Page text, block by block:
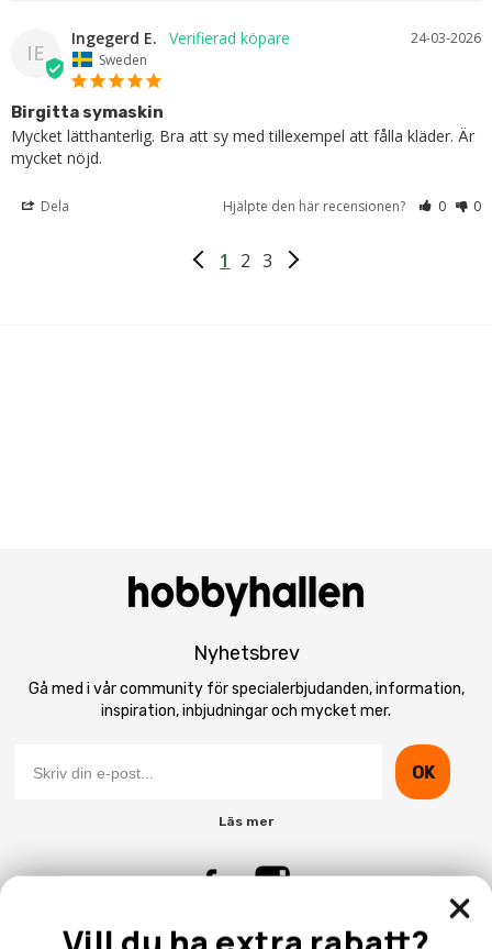
IE
24-03-2026
Ingegerd E.
Sweden
Birgitta symaskin
Mycket lätthanterlig. Bra att sy med tillexempel att fålla kläder. Är
mycket nöjd.
Dela Hjälpte den här recensionen? 0 0
1 2 3
Nyhetsbrev
Gå med i vår community för specialerbjudanden, information,
inspiration, inbjudningar och mycket mer.
OK
Läs mer